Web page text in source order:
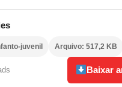
juvenil Arquivo: 517,2 KB
Baixar